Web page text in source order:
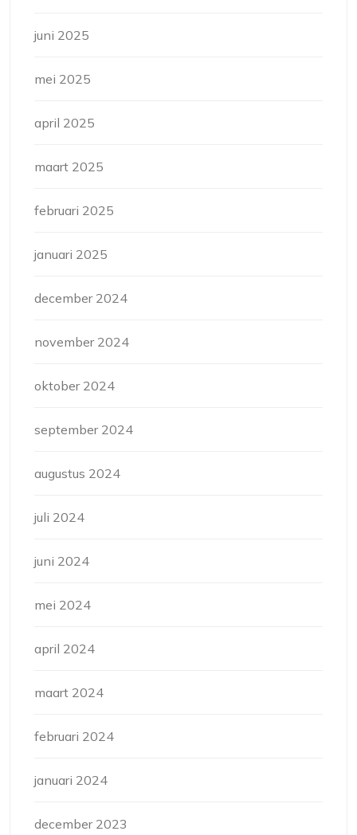
juni 2025
mei 2025
april 2025
maart 2025
februari 2025
januari 2025
december 2024
november 2024
oktober 2024
september 2024
augustus 2024
juli 2024
juni 2024
mei 2024
april 2024
maart 2024
februari 2024
januari 2024
december 2023